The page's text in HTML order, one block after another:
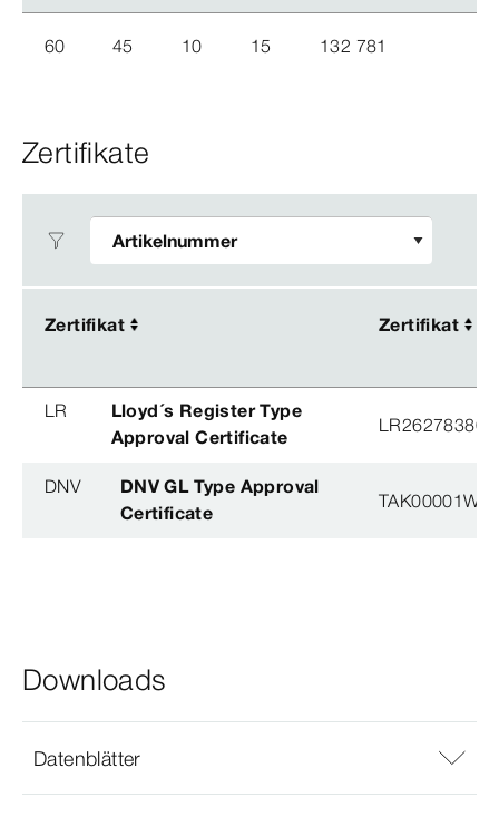
60 45 10 15 132 781
Zertifikate
Zertifikat Zertifikat
Zertifikat Zertifikat
LR
Lloyd´s Register Type
Approval Certificate
DNV
DNV GL Type Approval
Certificate
TAK00001W8
Downloads
Datenblätter